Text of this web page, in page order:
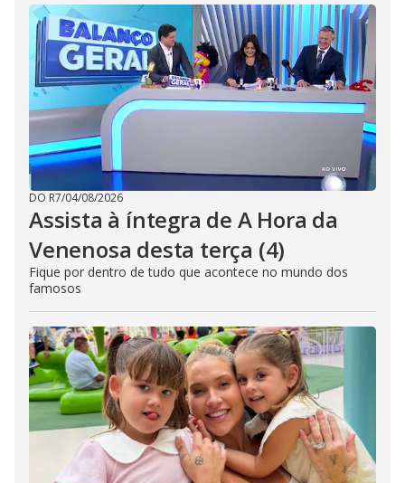
DO R7/04/08/2026
Assista à íntegra de A Hora da
Venenosa desta terça (4)
Fique por dentro de tudo que acontece no mundo dos
famosos